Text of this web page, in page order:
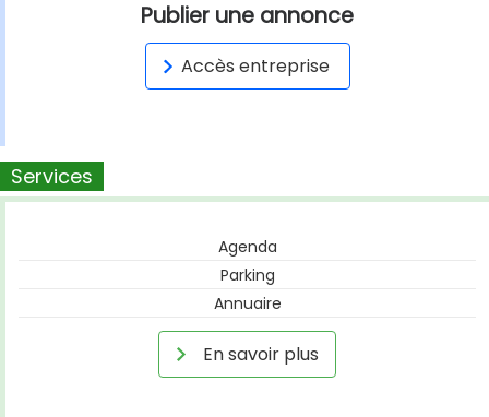
Publier une annonce
Accès entreprise
Services
Agenda
Parking
Annuaire
En savoir plus